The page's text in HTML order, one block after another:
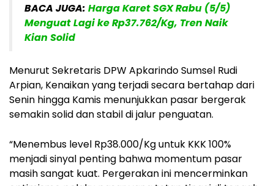
BACA JUGA: Harga Karet SGX Rabu (5/5)
Menguat Lagi ke Rp37.762/Kg, Tren Naik
Kian Solid
Menurut Sekretaris DPW Apkarindo Sumsel Rudi
Arpian, Kenaikan yang terjadi secara bertahap dari
Senin hingga Kamis menunjukkan pasar bergerak
semakin solid dan stabil di jalur penguatan.
“Menembus level Rp38.000/Kg untuk KKK 100%
menjadi sinyal penting bahwa momentum pasar
masih sangat kuat. Pergerakan ini mencerminkan